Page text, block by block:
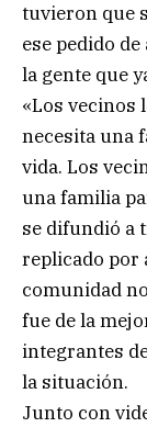
tuvieron que
ese pedido
la gente que
«Los vecinos
necesita una
vida. Los
una familia
se difundió a
replicado por
comunidad
fue de la
integrantes
la situación.
Junto con